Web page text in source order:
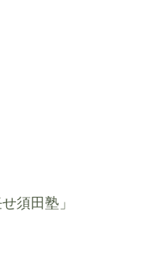
須田塾」